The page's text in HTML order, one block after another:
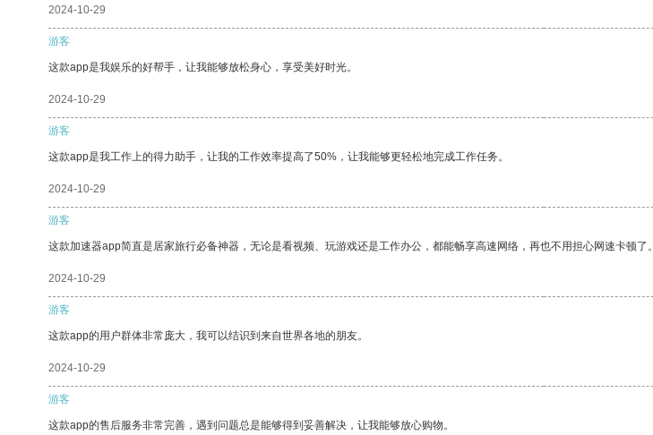
2024-10-29
游客
这款app是我娱乐的好帮手，让我能够放松身心，享受美好时光。
2024-10-29
游客
这款app是我工作上的得力助手，让我的工作效率提高了50%，让我能够更轻松地完成工作任务。
2024-10-29
游客
这款加速器app简直是居家旅行必备神器，无论是看视频、玩游戏还是工作办公，都能畅享高速网络，再也不用担心网速卡顿了。
2024-10-29
游客
这款app的用户群体非常庞大，我可以结识到来自世界各地的朋友。
2024-10-29
游客
这款app的售后服务非常完善，遇到问题总是能够得到妥善解决，让我能够放心购物。